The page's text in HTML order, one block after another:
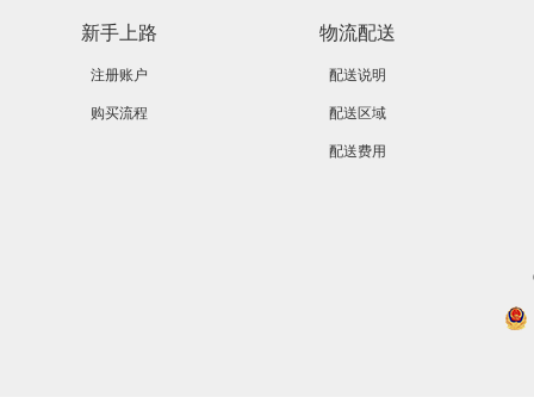
新手上路
注册账户
购买流程
物流配送
配送说明
配送区域
配送费用